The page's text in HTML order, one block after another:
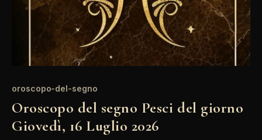
oroscopo-del-segno
Oroscopo del segno Pesci del giorno
Giovedì, 16 Luglio 2026